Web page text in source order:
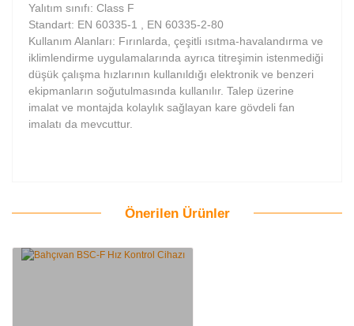
Yalıtım sınıfı: Class F
Standart: EN 60335-1 , EN 60335-2-80
Kullanım Alanları: Fırınlarda, çeşitli ısıtma-havalandırma ve
iklimlendirme uygulamalarında ayrıca titreşimin istenmediği
düşük çalışma hızlarının kullanıldığı elektronik ve benzeri
ekipmanların soğutulmasında kullanılır. Talep üzerine
imalat ve montajda kolaylık sağlayan kare gövdeli fan
imalatı da mevcuttur.
Önerilen Ürünler